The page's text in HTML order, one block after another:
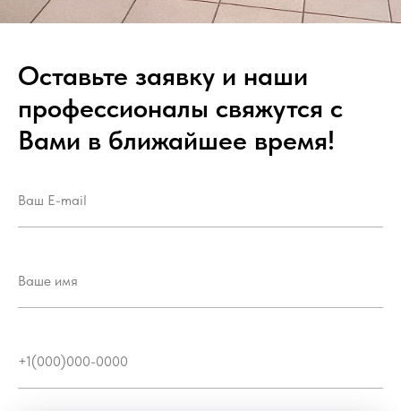
Оставьте заявку и наши
профессионалы свяжутся с
Вами в ближайшее время!